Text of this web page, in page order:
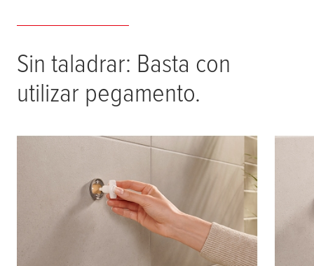
Sin taladrar: Basta con
utilizar pegamento.